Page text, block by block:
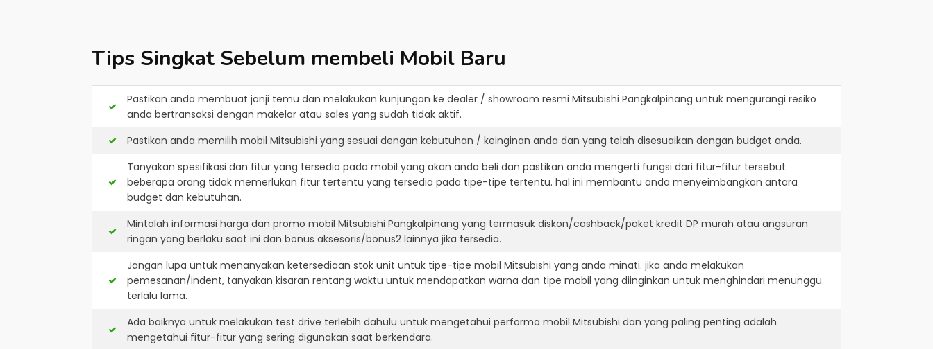
Tips Singkat Sebelum membeli Mobil Baru
Pastikan anda membuat janji temu dan melakukan kunjungan ke dealer / showroom resmi Mitsubishi Pangkalpinang untuk mengurangi resiko
anda bertransaksi dengan makelar atau sales yang sudah tidak aktif.
Pastikan anda memilih mobil Mitsubishi yang sesuai dengan kebutuhan / keinginan anda dan yang telah disesuaikan dengan budget anda.
Tanyakan spesifikasi dan fitur yang tersedia pada mobil yang akan anda beli dan pastikan anda mengerti fungsi dari fitur-fitur tersebut.
beberapa orang tidak memerlukan fitur tertentu yang tersedia pada tipe-tipe tertentu. hal ini membantu anda menyeimbangkan antara
budget dan kebutuhan.
Mintalah informasi harga dan promo mobil Mitsubishi Pangkalpinang yang termasuk diskon/cashback/paket kredit DP murah atau angsuran
ringan yang berlaku saat ini dan bonus aksesoris/bonus2 lainnya jika tersedia.
Jangan lupa untuk menanyakan ketersediaan stok unit untuk tipe-tipe mobil Mitsubishi yang anda minati. jika anda melakukan
pemesanan/indent, tanyakan kisaran rentang waktu untuk mendapatkan warna dan tipe mobil yang diinginkan untuk menghindari menunggu
terlalu lama.
Ada baiknya untuk melakukan test drive terlebih dahulu untuk mengetahui performa mobil Mitsubishi dan yang paling penting adalah
mengetahui fitur-fitur yang sering digunakan saat berkendara.